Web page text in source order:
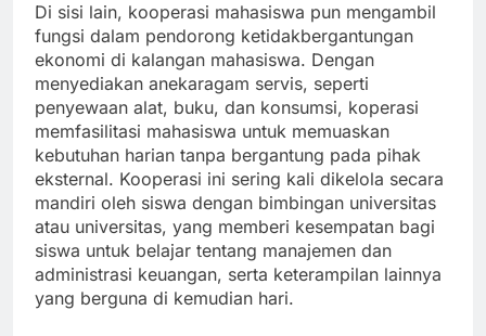
Di sisi lain, kooperasi mahasiswa pun mengambil
fungsi dalam pendorong ketidakbergantungan
ekonomi di kalangan mahasiswa. Dengan
menyediakan anekaragam servis, seperti
penyewaan alat, buku, dan konsumsi, koperasi
memfasilitasi mahasiswa untuk memuaskan
kebutuhan harian tanpa bergantung pada pihak
eksternal. Kooperasi ini sering kali dikelola secara
mandiri oleh siswa dengan bimbingan universitas
atau universitas, yang memberi kesempatan bagi
siswa untuk belajar tentang manajemen dan
administrasi keuangan, serta keterampilan lainnya
yang berguna di kemudian hari.